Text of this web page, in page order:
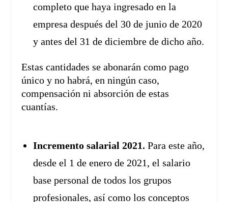
completo que haya ingresado en la
empresa después del 30 de junio de 2020
y antes del 31 de diciembre de dicho año.
Estas cantidades se abonarán como pago
único y no habrá, en ningún caso,
compensación ni absorción de estas
cuantías.
Incremento salarial 2021. Para este año,
desde el 1 de enero de 2021, el salario
base personal de todos los grupos
profesionales, así como los conceptos